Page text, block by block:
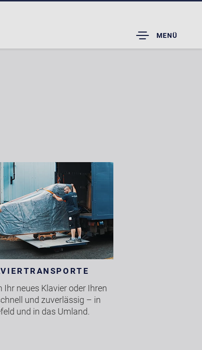
TOGGLE
DROPDOWN
MENÜ
Ihr neues Klavier oder Ihren
und zuverlässig – in
und in das Umland.